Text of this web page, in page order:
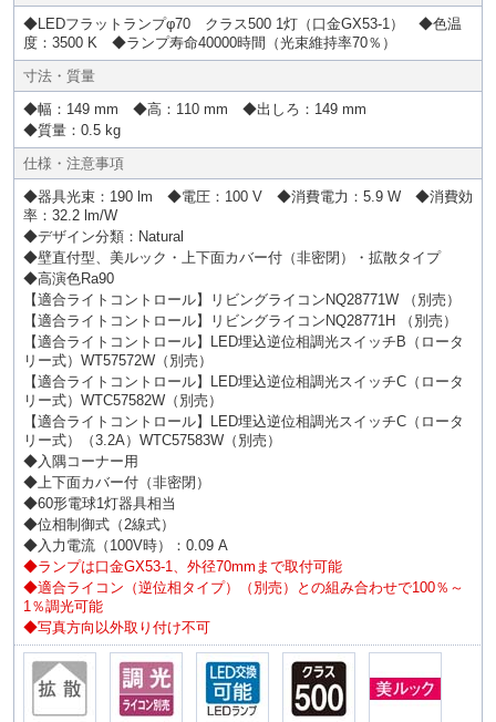
◆LEDフラットランプφ70 クラス500 1灯（口金GX53-1） ◆色温
度：3500 K ◆ランプ寿命40000時間（光束維持率70％）
寸法・質量
◆幅：149 mm ◆高：110 mm ◆出しろ：149 mm
◆質量：0.5 kg
仕様・注意事項
◆器具光束：190 lm ◆電圧：100 V ◆消費電力：5.9 W ◆消費効
率：32.2 lm/W
◆デザイン分類：Natural
◆壁直付型、美ルック・上下面カバー付（非密閉）・拡散タイプ
◆高演色Ra90
【適合ライトコントロール】リビングライコンNQ28771W （別売）
【適合ライトコントロール】リビングライコンNQ28771H （別売）
【適合ライトコントロール】LED埋込逆位相調光スイッチB（ロータ
リー式）WT57572W（別売）
【適合ライトコントロール】LED埋込逆位相調光スイッチC（ロータ
リー式）WTC57582W（別売）
【適合ライトコントロール】LED埋込逆位相調光スイッチC（ロータ
リー式）（3.2A）WTC57583W（別売）
◆入隅コーナー用
◆上下面カバー付（非密閉）
◆60形電球1灯器具相当
◆位相制御式（2線式）
◆入力電流（100V時）：0.09 A
◆ランプは口金GX53-1、外径70mmまで取付可能
◆適合ライコン（逆位相タイプ）（別売）との組み合わせで100％～
1％調光可能
◆写真方向以外取り付け不可